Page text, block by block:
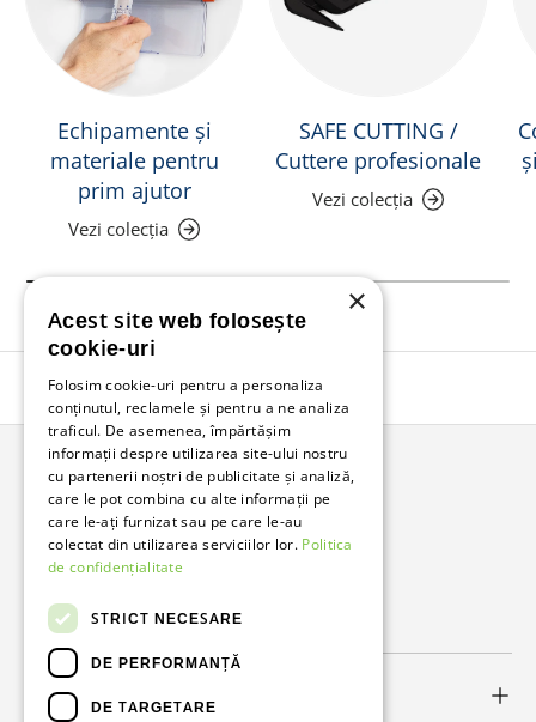
Echipamente și
materiale pentru
prim ajutor
Vezi colecția
SAFE CUTTING /
Cuttere profesionale
Vezi colecția
Înapoi în sus
Bunzl Romania
Soluții complete pentru afacerea ta.
FacebookLinkedIn
Link-uri utile
×
Acest site web folosește
cookie-uri
Folosim cookie-uri pentru a personaliza
conținutul, reclamele și pentru a ne analiza
traficul. De asemenea, împărtășim
informații despre utilizarea site-ului nostru
cu partenerii noștri de publicitate și analiză,
care le pot combina cu alte informații pe
care le-ați furnizat sau pe care le-au
colectat din utilizarea serviciilor lor. Politica
de confidențialitate
STRICT NECESARE
DE PERFORMANȚĂ
DE TARGETARE